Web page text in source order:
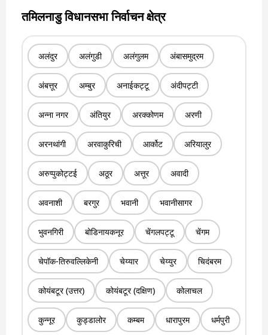
तमिलनाडु विधानसभा निर्वाचन क्षेत्र
अलंदुर अलंगुडी अलंगुलम अंबासमुद्रम
अंबत्तूर अम्बुर अनाईकट्टू अंदीपट्टी
अन्ना नगर अंतियुर अरक्कोणम अरणी
अरनथांगी अरवाकुरिची आर्कोट अरियालुर
अरुप्पुकोट्टई अठूर अत्तूर अवादी
अवनाशी बरगुर भवानी भवानीसागर
भुवनगिरी बोडिनायकनूर चेंगलपट्टू चेंगम
चेपॉक-तिरुवल्लिकेनी चेय्यार चेय्युर चिदंबरम
कोयंबटूर (उत्तर) कोयंबटूर (दक्षिण) कोलाचल
कुन्नूर कुड्डालोर कम्बम धारापुरम धर्मपुरी